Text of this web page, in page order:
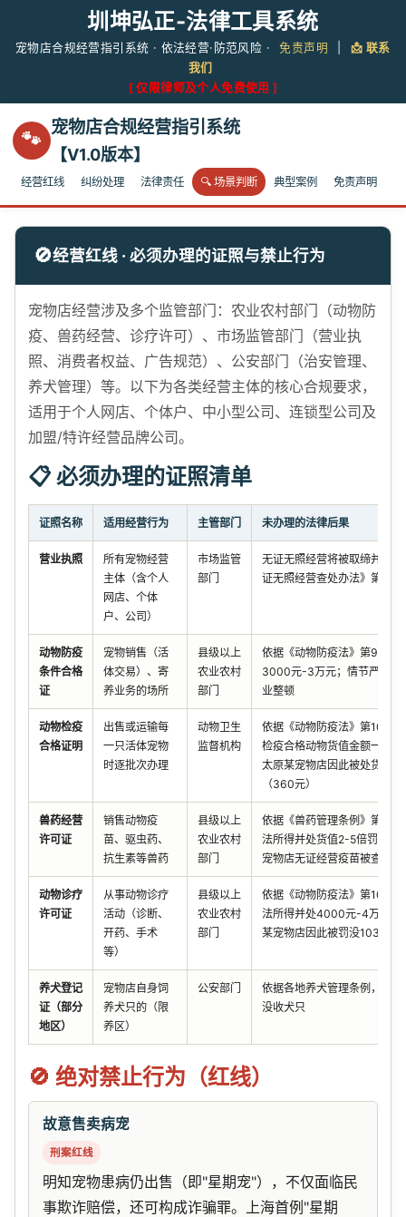
圳坤弘正-法律工具系统
宠物店合规经营指引系统 · 依法经营·防范风险 · 免责声明
📩 联系
我们
[ 仅限律师及个人免费使用 ]
🐾
宠物店合规经营指引系统
【V1.0版本】
经营红线 纠纷处理 法律责任 🔍 场景判断 典型案例 免责声明
🚫经营红线 · 必须办理的证照与禁止行为
宠物店经营涉及多个监管部门：农业农村部门（动物防
疫、兽药经营、诊疗许可）、市场监管部门（营业执
照、消费者权益、广告规范）、公安部门（治安管理、
养犬管理）等。以下为各类经营主体的核心合规要求，
适用于个人网店、个体户、中小型公司、连锁型公司及
加盟/特许经营品牌公司。
📋 必须办理的证照清单
证照名称 适用经营行为 主管部门 未办理的法律后果
营业执照
所有宠物经营
主体（含个人
网店、个体
户、公司）
市场监管
部门
无证无照经营将被取缔并处
证无照经营查处办法》第13
动物防疫
条件合格
证
宠物销售（活
体交易）、寄
养业务的场所
县级以上
农业农村
部门
依据《动物防疫法》第98条
3000元-3万元；情节严重的
业整顿
动物检疫
合格证明
出售或运输每
一只活体宠物
时逐批次办理
动物卫生
监督机构
依据《动物防疫法》第100条
检疫合格动物货值金额一倍
太原某宠物店因此被处货值
（360元）
兽药经营
许可证
销售动物疫
苗、驱虫药、
抗生素等兽药
县级以上
农业农村
部门
依据《兽药管理条例》第56
法所得并处货值2-5倍罚款；
宠物店无证经营疫苗被查处
动物诊疗
许可证
从事动物诊疗
活动（诊断、
开药、手术
等）
县级以上
农业农村
部门
依据《动物防疫法》第105条
法所得并处4000元-4万元罚
某宠物店因此被罚没10301元
养犬登记
证（部分
地区）
宠物店自身饲
养犬只的（限
养区）
公安部门
依据各地养犬管理条例，可
没收犬只
🚫 绝对禁止行为（红线）
故意售卖病宠
刑案红线
明知宠物患病仍出售（即"星期宠"），不仅面临民
事欺诈赔偿，还可构成诈骗罪。上海首例"星期